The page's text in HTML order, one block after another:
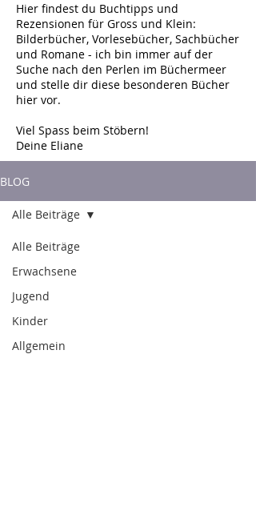
Hier findest du Buchtipps und
Rezensionen für Gross und Klein:
Bilderbücher, Vorlesebücher, Sachbücher
und Romane - ich bin immer auf der
Suche nach den Perlen im Büchermeer
und stelle dir diese besonderen Bücher
hier vor.
Viel Spass beim Stöbern!
Deine Eliane
BLOG
Alle Beiträge
Erwachsene
Jugend
Kinder
Allgemein
Alle Beiträge